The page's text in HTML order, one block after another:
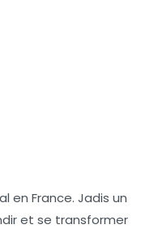
en France. Jadis un
et se transformer